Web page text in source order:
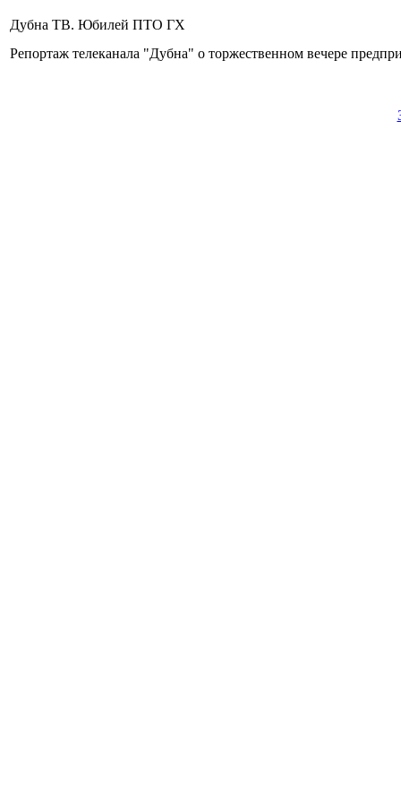
Дубна ТВ. Юбилей ПТО ГХ
Репортаж телеканала "Дубна" о торжественном вечере